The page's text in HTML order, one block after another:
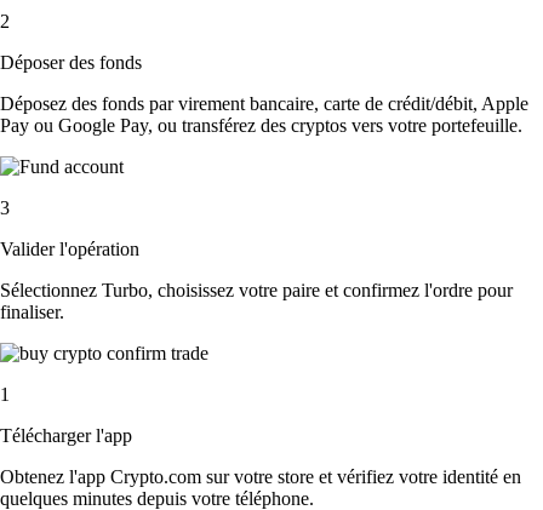
2
Déposer des fonds
Déposez des fonds par virement bancaire, carte de crédit/débit, Apple
Pay ou Google Pay, ou transférez des cryptos vers votre portefeuille.
3
Valider l'opération
Sélectionnez Turbo, choisissez votre paire et confirmez l'ordre pour
finaliser.
1
Télécharger l'app
Obtenez l'app Crypto.com sur votre store et vérifiez votre identité en
quelques minutes depuis votre téléphone.